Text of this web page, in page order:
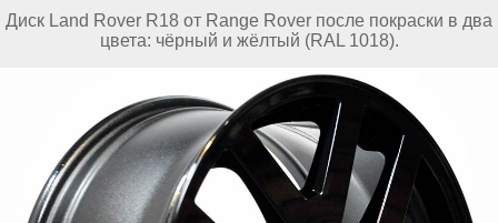
Диск Land Rover R18 от Range Rover после покраски в два
цвета: чёрный и жёлтый (RAL 1018).